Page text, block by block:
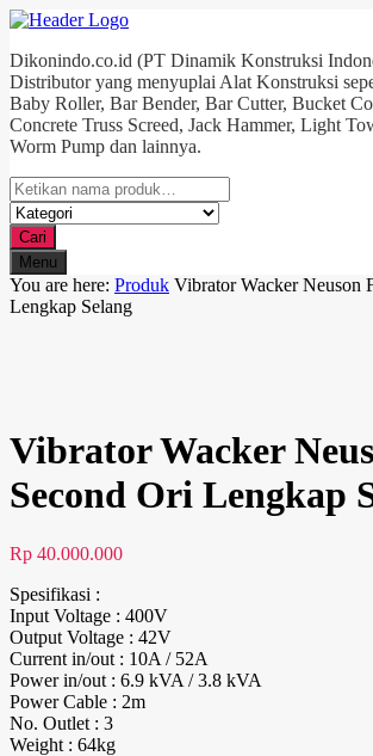
Dikonindo.co.id (PT Dinamik Konstruksi
Distributor yang menyuplai Alat Konstruksi
Baby Roller, Bar Bender, Bar Cutter, Bucket
Concrete Truss Screed, Jack Hammer, Light
Worm Pump dan lainnya.
Cari
Menu
You are here: Produk Vibrator Wacker Neuson
Lengkap Selang
Vibrator Wacker
Second Ori Lengkap
Rp 40.000.000
Spesifikasi :
Input Voltage : 400V
Output Voltage : 42V
Current in/out : 10A / 52A
Power in/out : 6.9 kVA / 3.8 kVA
Power Cable : 2m
No. Outlet : 3
Weight : 64kg